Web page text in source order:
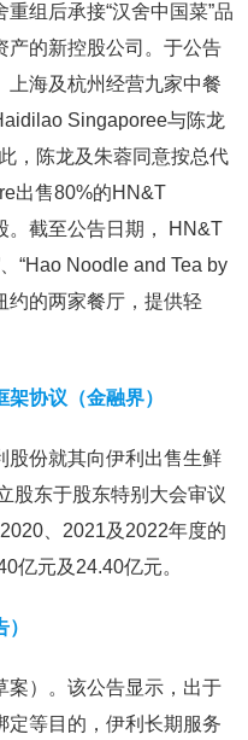
组后承接“汉舍中国菜”品
产的新控股公司。于公告
上海及杭州经营九家中餐
Singaporee与陈龙
，陈龙及朱蓉同意按总代
出售80%的HN&T
。截至公告日期， HN&T
“Hao Noodle and Tea by
约的两家餐厅，提供轻
协议（金融界）
股份就其向伊利出售生鲜
股东于股东特别大会审议
、2021及2022年度的
亿元及24.40亿元。
案）。该公告显示，出于
定等目的，伊利长期服务